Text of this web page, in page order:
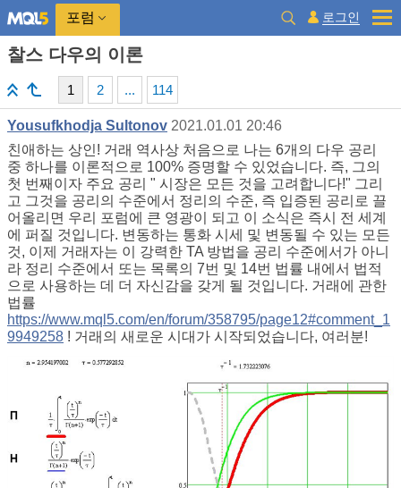
포럼 로그인
찰스 다우의 이론
1 2 ... 114
Yousufkhodja Sultonov 2021.01.01 20:46
친애하는 상인! 거래 역사상 처음으로 나는 6개의 다우 공리
중 하나를 이론적으로 100% 증명할 수 있었습니다. 즉, 그의
첫 번째이자 주요 공리 " 시장은 모든 것을 고려합니다!" 그리
고 그것을 공리의 수준에서 정리의 수준, 즉 입증된 공리로 끌
어올리면 우리 포럼에 큰 영광이 되고 이 소식은 즉시 전 세계
에 퍼질 것입니다. 변동하는 통화 시세 및 변동될 수 있는 모든
것, 이제 거래자는 이 강력한 TA 방법을 공리 수준에서가 아니
라 정리 수준에서 또는 목록의 7번 및 14번 법률 내에서 법적
으로 사용하는 데 더 자신감을 갖게 될 것입니다. 거래에 관한
법률
https://www.mql5.com/en/forum/358795/page12#comment_1
9949258 ! 거래의 새로운 시대가 시작되었습니다, 여러분!